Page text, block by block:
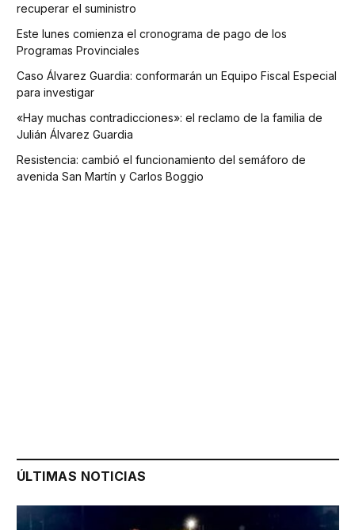
recuperar el suministro
Este lunes comienza el cronograma de pago de los
Programas Provinciales
Caso Álvarez Guardia: conformarán un Equipo Fiscal Especial
para investigar
«Hay muchas contradicciones»: el reclamo de la familia de
Julián Álvarez Guardia
Resistencia: cambió el funcionamiento del semáforo de
avenida San Martín y Carlos Boggio
ÚLTIMAS NOTICIAS